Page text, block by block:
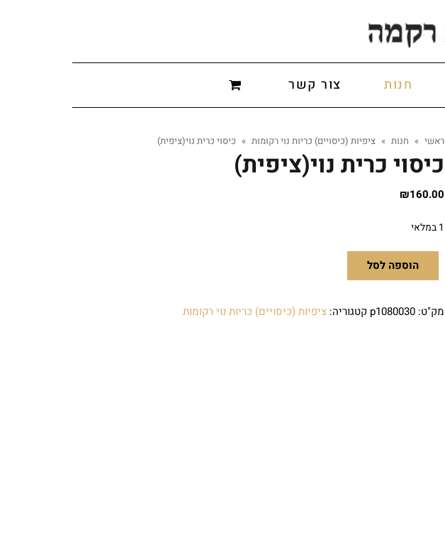
חנות צור קשר
ראשי » חנות » ציפיות (כיסויים) כריות נוי רקומות » כיסוי כרית נוי(ציפית)
כיסוי כרית נוי(ציפית)
₪160.00
1 במלאי
הוספה לסל
מק"ט: p1080030 קטגוריה: ציפיות (כיסויים) כריות נוי רקומות